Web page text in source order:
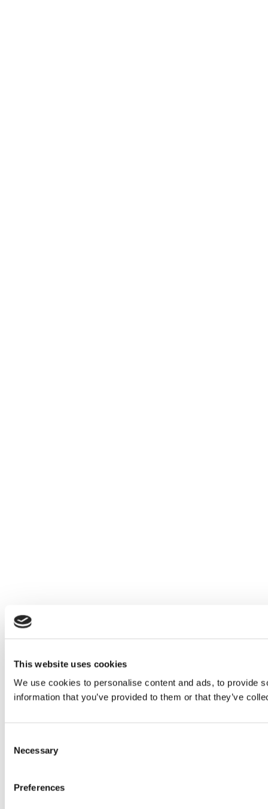
This website uses cookies
We use cookies to personalise content and ads, to provide
information that you’ve provided to them or that they’ve
Selection
Necessary
Preferences